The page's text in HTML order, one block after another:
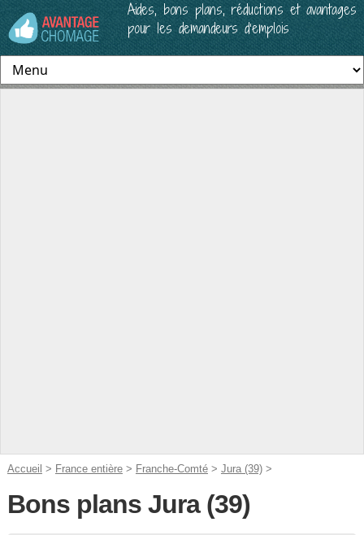
Aides, bons plans, réductions et avantages
pour les demandeurs d’emplois
Accueil > France entière> Franche-Comté> Jura (39)>
Bons plans Jura (39)